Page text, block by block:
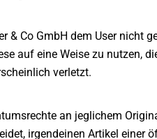
Co GmbH dem User
auf eine Weise zu nutzen,
verletzt.
an jeglichem
irgendeinen Artikel